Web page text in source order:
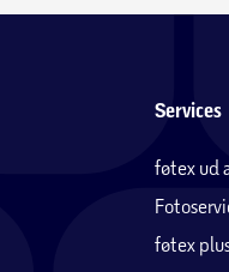
Services
føtex ud
føtex